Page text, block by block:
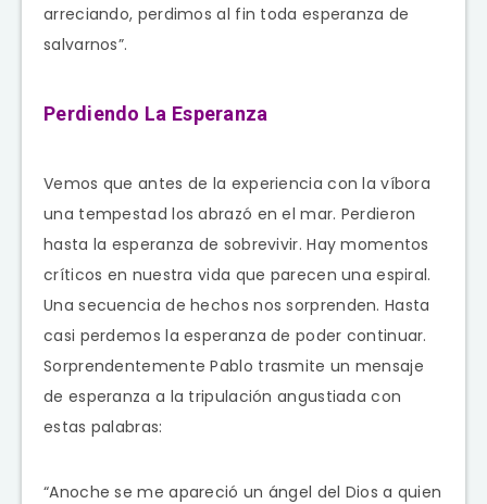
arreciando, perdimos al fin toda esperanza de
salvarnos”.
Perdiendo La Esperanza
Vemos que antes de la experiencia con la víbora
una tempestad los abrazó en el mar. Perdieron
hasta la esperanza de sobrevivir. Hay momentos
críticos en nuestra vida que parecen una espiral.
Una secuencia de hechos nos sorprenden. Hasta
casi perdemos la esperanza de poder continuar.
Sorprendentemente Pablo trasmite un mensaje
de esperanza a la tripulación angustiada con
estas palabras:
“Anoche se me apareció un ángel del Dios a quien